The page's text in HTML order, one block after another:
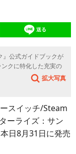
送る
』公式ガイドブックが
クに特化した充実の
拡大写真
スイッチ/Steam
ーライズ：サン
日8月31日に発売